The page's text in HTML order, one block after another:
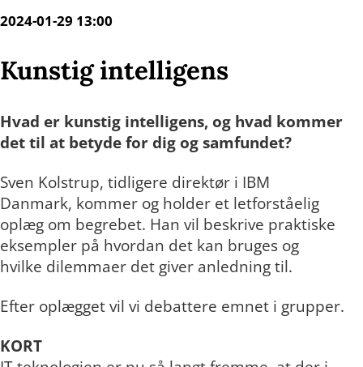
2024-01-29 13:00
Kunstig intelligens
Hvad er kunstig intelligens, og hvad kommer
det til at betyde for dig og samfundet?
Sven Kolstrup, tidligere direktør i IBM
Danmark, kommer og holder et letforståelig
oplæg om begrebet. Han vil beskrive praktiske
eksempler på hvordan det kan bruges og
hvilke dilemmaer det giver anledning til.
Efter oplægget vil vi debattere emnet i grupper.
KORT